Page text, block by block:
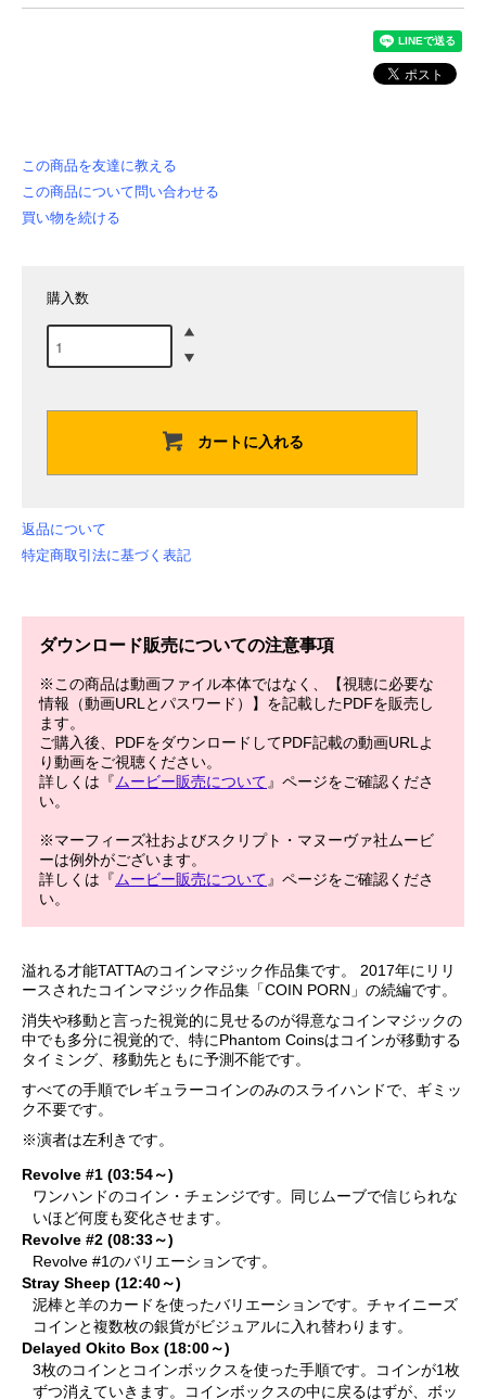
この商品を友達に教える
この商品について問い合わせる
買い物を続ける
購入数
カートに入れる
返品について
特定商取引法に基づく表記
ダウンロード販売についての注意事項
※この商品は動画ファイル本体ではなく、【視聴に必要な
情報（動画URLとパスワード）】を記載したPDFを販売し
ます。
ご購入後、PDFをダウンロードしてPDF記載の動画URLよ
り動画をご視聴ください。
詳しくは『 ムービー販売について 』ページをご確認くださ
い。
※マーフィーズ社およびスクリプト・マヌーヴァ社ムービ
ーは例外がございます。
詳しくは『 ムービー販売について 』ページをご確認くださ
い。
溢れる才能TATTAのコインマジック作品集です。 2017年にリリ
ースされたコインマジック作品集「COIN PORN」の続編です。
消失や移動と言った視覚的に見せるのが得意なコインマジックの
中でも多分に視覚的で、特にPhantom Coinsはコインが移動する
タイミング、移動先ともに予測不能です。
すべての手順でレギュラーコインのみのスライハンドで、ギミッ
ク不要です。
※演者は左利きです。
Revolve #1 (03:54～)
ワンハンドのコイン・チェンジです。同じムーブで信じられな
いほど何度も変化させます。
Revolve #2 (08:33～)
Revolve #1のバリエーションです。
Stray Sheep (12:40～)
泥棒と羊のカードを使ったバリエーションです。チャイニーズ
コインと複数枚の銀貨がビジュアルに入れ替わります。
Delayed Okito Box (18:00～)
3枚のコインとコインボックスを使った手順です。コインが1枚
ずつ消えていきます。コインボックスの中に戻るはずが、ボッ